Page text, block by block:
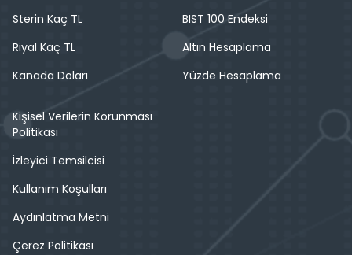
Sterin Kaç TL
Riyal Kaç TL
Kanada Doları
BIST 100 Endeksi
Altın Hesaplama
Yüzde Hesaplama
Kişisel Verilerin Korunması
Politikası
İzleyici Temsilcisi
Kullanım Koşulları
Aydınlatma Metni
Çerez Politikası